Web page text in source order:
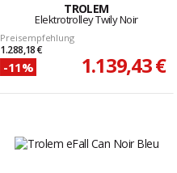
TROLEM
Elektrotrolley Twily Noir
Preisempfehlung
1.288,18 €
-11% 1.139,43 €